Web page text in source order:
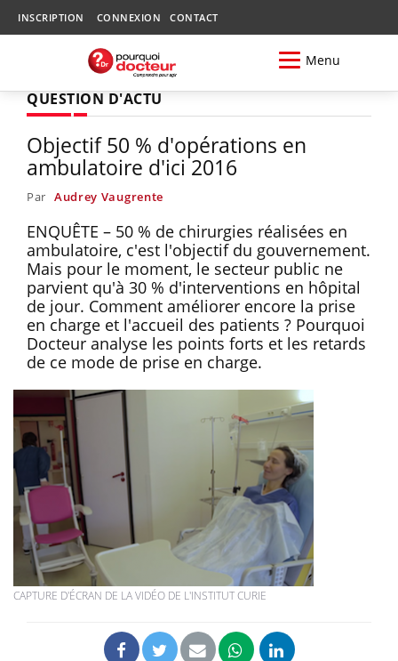
INSCRIPTION CONNEXION CONTACT
Menu
QUESTION D'ACTU
Objectif 50 % d'opérations en
ambulatoire d'ici 2016
Par Audrey Vaugrente
ENQUÊTE – 50 % de chirurgies réalisées en
ambulatoire, c'est l'objectif du gouvernement.
Mais pour le moment, le secteur public ne
parvient qu'à 30 % d'interventions en hôpital
de jour. Comment améliorer encore la prise
en charge et l'accueil des patients ? Pourquoi
Docteur analyse les points forts et les retards
de ce mode de prise en charge.
CAPTURE D'ÉCRAN DE LA VIDÉO DE L'INSTITUT CURIE